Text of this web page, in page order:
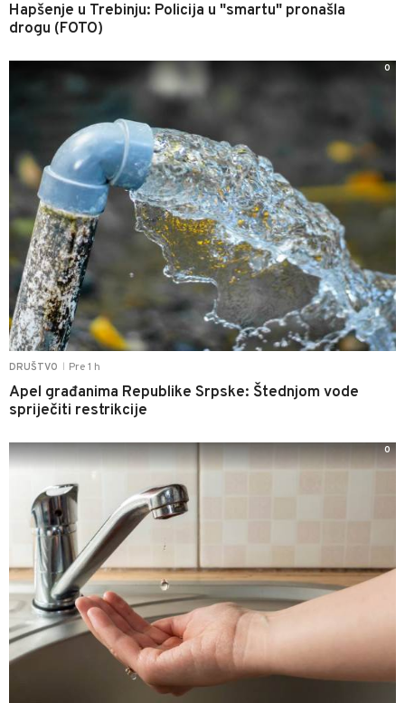
Hapšenje u Trebinju: Policija u "smartu" pronašla
drogu (FOTO)
DRUŠTVO Pre 1 h
Apel građanima Republike Srpske: Štednjom vode
spriječiti restrikcije
0
0